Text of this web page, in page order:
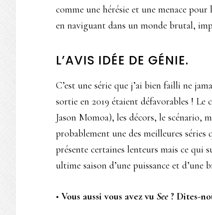
comme une hérésie et une menace
en naviguant dans un monde brutal,
L’AVIS IDÉE DE GÉNIE.
C’est une série que j’ai bien failli ne
sortie en 2019 étaient défavorables !
Jason Momoa), les décors, le scénario,
probablement une des meilleures séries
présente certaines lenteurs mais ce qui
ultime saison d’une puissance et d’une
• Vous aussi vous avez vu See ? Dites-